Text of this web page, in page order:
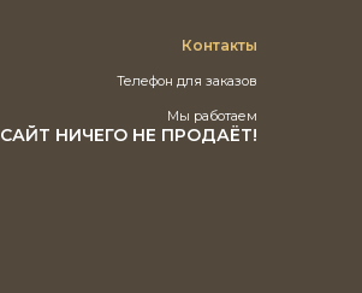
Контакты
Телефон для заказов
Мы работаем
САЙТ НИЧЕГО НЕ ПРОДАЁТ!